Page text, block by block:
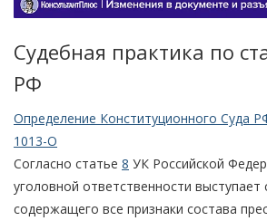
Судебная практика по
РФ
Определение Конституционного Суда
1013-О
Согласно статье 8 УК Российской
уголовной ответственности
содержащего все признаки состава